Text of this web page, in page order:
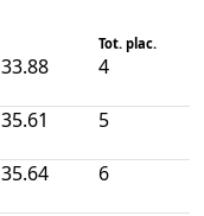
Tot. plac.
33.88 4
35.61 5
35.64 6